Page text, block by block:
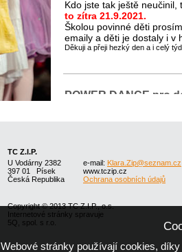
Kdo jste tak ještě neučinil,
to zítra 21.9.2021.
Školou povinné děti
emaily a děti je dostaly i v
Děkuji a přeji hezký den a i celý
POWER DANCE pro
22.9.2021 začínají
Přijďte to s námi zkusit
TC Z.I.P.
U Vodárny 2382
397 01 Písek
Česká Republika
e-mail: Klara.Zip@seznam.cz
www.tczip.cz
Ochrana osobních údajů
Copyright © 2013 TC Z.I.P., o.s.
Internetové stránky spravuje
5Q, spol. s r.o.
Webové stránky používají cookies,